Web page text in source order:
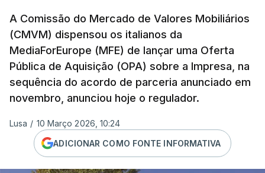
A Comissão do Mercado de Valores Mobiliários
(CMVM) dispensou os italianos da
MediaForEurope (MFE) de lançar uma Oferta
Pública de Aquisição (OPA) sobre a Impresa, na
sequência do acordo de parceria anunciado em
novembro, anunciou hoje o regulador.
Lusa / 10 Março 2026, 10:24
ADICIONAR COMO FONTE INFORMATIVA